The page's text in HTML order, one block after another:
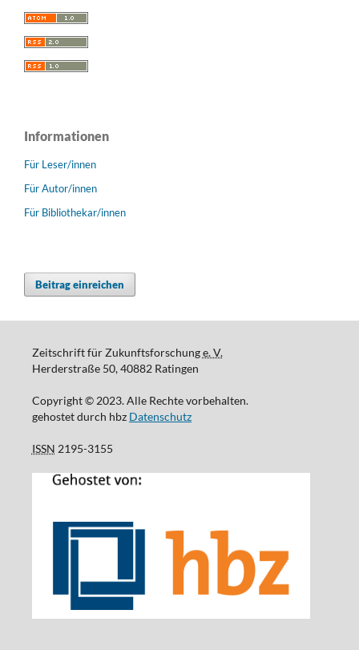
Informationen
Für Leser/innen
Für Autor/innen
Für Bibliothekar/innen
Beitrag einreichen
Zeitschrift für Zukunftsforschunge. V.
Herderstraße 50, 40882 Ratingen
Copyright © 2023. Alle Rechte vorbehalten.
gehostet durch hbz Datenschutz
ISSN 2195-3155